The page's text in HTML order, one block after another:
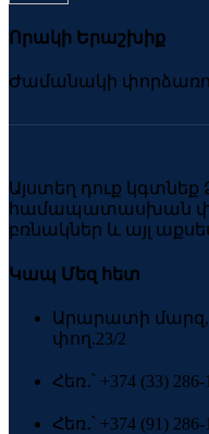
Որակի Երաշխիք
Ժամանակի
Այստեղ դուք կգտնեք
համապատասխան
բռնակներ և այլ
Կապ Մեզ հետ
Արարատի մարզ,
փող.23/2
Հեռ․՝ +374 (33) 286-
Հեռ․՝ +374 (91) 286-